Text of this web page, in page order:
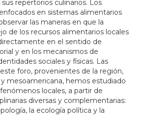
repertorios culinarios. Los
en sistemas alimentarios
las maneras en que la
de los recursos alimentarios locales
en el sentido de
y en los mecanismos de
sociales y físicas. Las
foro, provenientes de la región,
mesoamericana, hemos estudiado
locales, a partir de
diversas y complementarias:
la ecología política y la